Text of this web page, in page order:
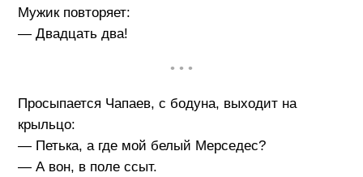
Мужик повторяет:
— Двадцать два!
• • •
Просыпается Чапаев, с бодуна, выходит на
крыльцо:
— Петька, а где мой белый Мерседес?
— А вон, в поле ссыт.